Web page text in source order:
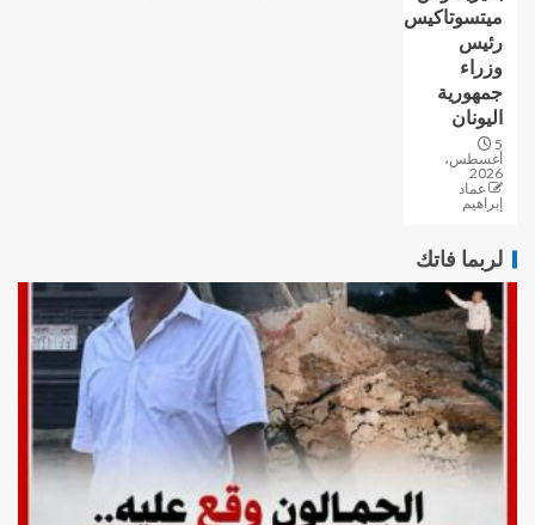
ميتسوتاكيس
رئيس
وزراء
جمهورية
اليونان
5
أغسطس،
2026
عماد
إبراهيم
لربما فاتك